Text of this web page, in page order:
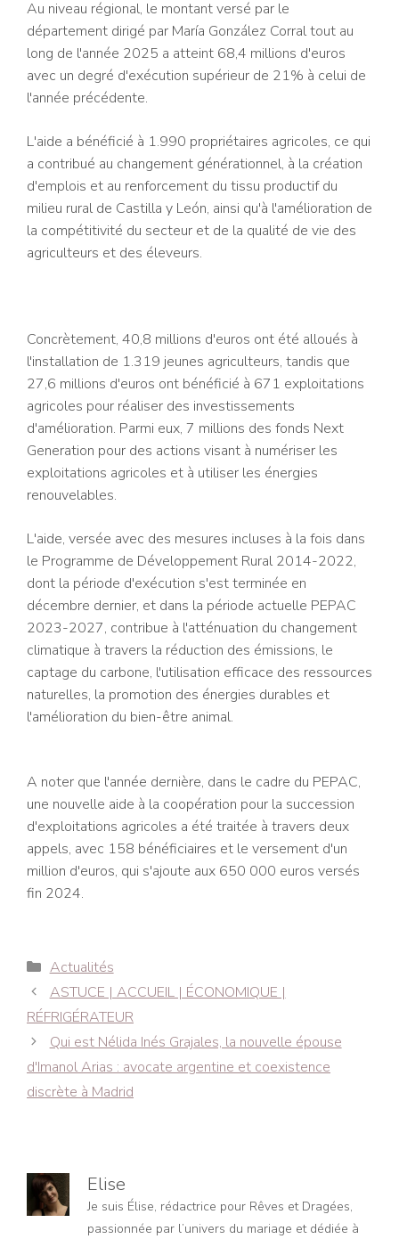
Au niveau régional, le montant versé par le
département dirigé par María González Corral tout au
long de l'année 2025 a atteint 68,4 millions d'euros
avec un degré d'exécution supérieur de 21% à celui de
l'année précédente.
L'aide a bénéficié à 1.990 propriétaires agricoles, ce qui
a contribué au changement générationnel, à la création
d'emplois et au renforcement du tissu productif du
milieu rural de Castilla y León, ainsi qu'à l'amélioration de
la compétitivité du secteur et de la qualité de vie des
agriculteurs et des éleveurs.
Concrètement, 40,8 millions d'euros ont été alloués à
l'installation de 1.319 jeunes agriculteurs, tandis que
27,6 millions d'euros ont bénéficié à 671 exploitations
agricoles pour réaliser des investissements
d'amélioration. Parmi eux, 7 millions des fonds Next
Generation pour des actions visant à numériser les
exploitations agricoles et à utiliser les énergies
renouvelables.
L'aide, versée avec des mesures incluses à la fois dans
le Programme de Développement Rural 2014-2022,
dont la période d'exécution s'est terminée en
décembre dernier, et dans la période actuelle PEPAC
2023-2027, contribue à l'atténuation du changement
climatique à travers la réduction des émissions, le
captage du carbone, l'utilisation efficace des ressources
naturelles, la promotion des énergies durables et
l'amélioration du bien-être animal.
A noter que l'année dernière, dans le cadre du PEPAC,
une nouvelle aide à la coopération pour la succession
d'exploitations agricoles a été traitée à travers deux
appels, avec 158 bénéficiaires et le versement d'un
million d'euros, qui s'ajoute aux 650 000 euros versés
fin 2024.
Catégories
Actualités
Navigation
des
articles
ASTUCE | ACCUEIL | ÉCONOMIQUE |
RÉFRIGÉRATEUR
Qui est Nélida Inés Grajales, la nouvelle épouse
d'Imanol Arias : avocate argentine et coexistence
discrète à Madrid
Elise
Je suis Élise, rédactrice pour Rêves et Dragées,
passionnée par l’univers du mariage et dédiée à